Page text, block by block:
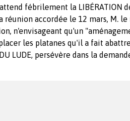
fébrilement la LIBÉRATION
réunion accordée le 12 mars, M.
n'envisageant qu'un
les platanes qu'il a fait
DU LUDE, persévère dans la